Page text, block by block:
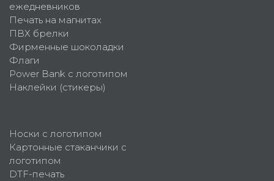
ежедневников
Печать на магнитах
ПВХ брелки
Фирменные шоколадки
Флаги
Power Bank с логотипом
Наклейки (стикеры)
Носки с логотипом
Картонные стаканчики с
логотипом
DTF-печать